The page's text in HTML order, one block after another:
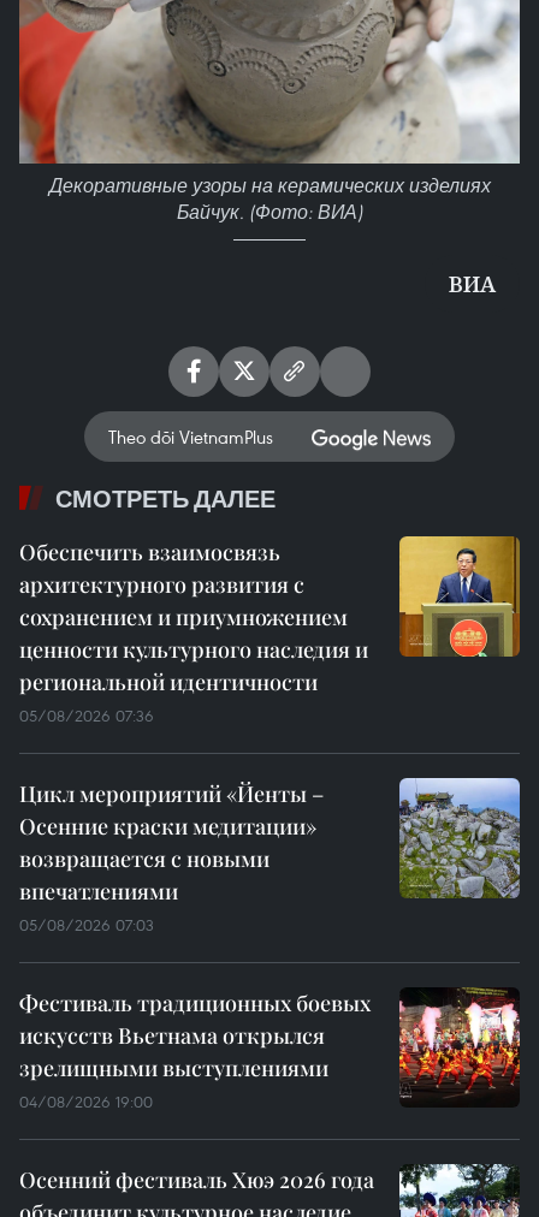
Декоративные узоры на керамических изделиях
Байчук. (Фото: ВИА)
ВИА
Theo dõi VietnamPlus
СМОТРЕТЬ ДАЛЕЕ
Обеспечить взаимосвязь
архитектурного развития с
сохранением и приумножением
ценности культурного наследия и
региональной идентичности
05/08/2026 07:36
Цикл мероприятий «Йенты –
Осенние краски медитации»
возвращается с новыми
впечатлениями
05/08/2026 07:03
Фестиваль традиционных боевых
искусств Вьетнама открылся
зрелищными выступлениями
04/08/2026 19:00
Осенний фестиваль Хюэ 2026 года